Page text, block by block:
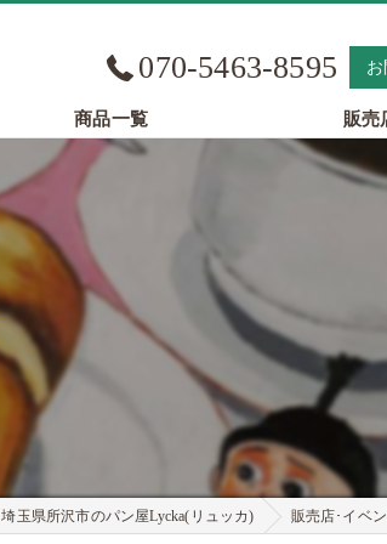
070-5463-8595
商品一覧 販売
埼玉県所沢市のパン屋Lycka(リュッカ) 販売店･イベ